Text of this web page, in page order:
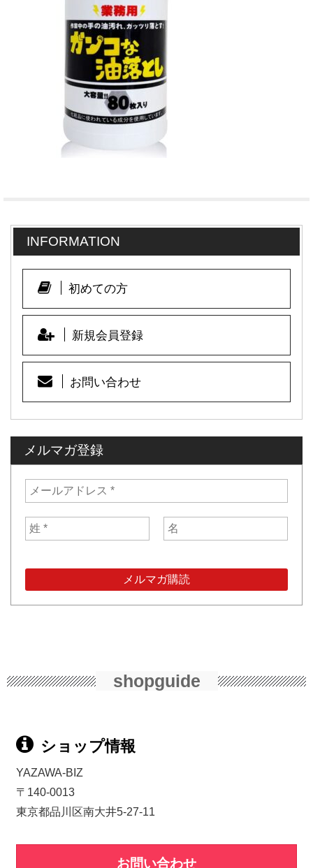
INFORMATION
初めての方
新規会員登録
お問い合わせ
メルマガ登録
shopguide
ショップ情報
YAZAWA-BIZ
〒140-0013
東京都品川区南大井5-27-11
お問い合わせ